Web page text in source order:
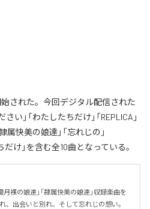
始された。今回デジタル配信された
い」「わたしたちだけ」「REPLICA」
属快美の娘達」「忘れじの」
け」を含む全10曲となっている。
裸の娘達」「隷属快美の娘達」収録楽曲を
、出会いと別れ、そして忘れじの想い。